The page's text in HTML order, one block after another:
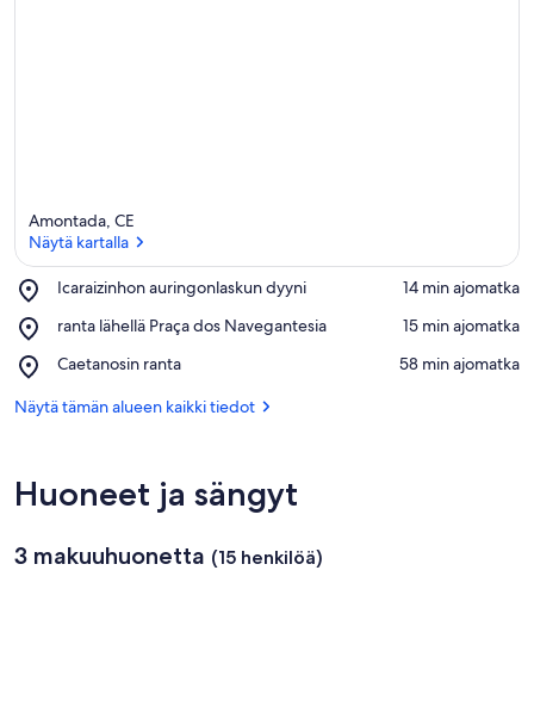
Amontada, CE
Näytä kartalla
Icaraizinhon auringonlaskun dyyni
Place,
auringonlaskun
‪14 min ajomatka‬
ranta lähellä Praça dos Navegantesia
Place,
lähellä
dos
‪15 min ajomatka‬
Caetanosin ranta
Place,
ranta
‪58 min ajomatka‬
Näytä tämän alueen kaikki tiedot
Huoneet ja sängyt
3 makuuhuonetta (15 henkilöä)